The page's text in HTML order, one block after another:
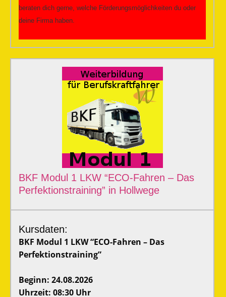
beraten dich gerne, welche Förderungsmöglichkeiten du oder
deine Firma haben.
BKF Modul 1 LKW “ECO-Fahren – Das
Perfektionstraining” in Hollwege
Kursdaten:
BKF Modul 1 LKW “ECO-Fahren – Das
Perfektionstraining”
Beginn: 24.08.2026
Uhrzeit: 08:30 Uhr